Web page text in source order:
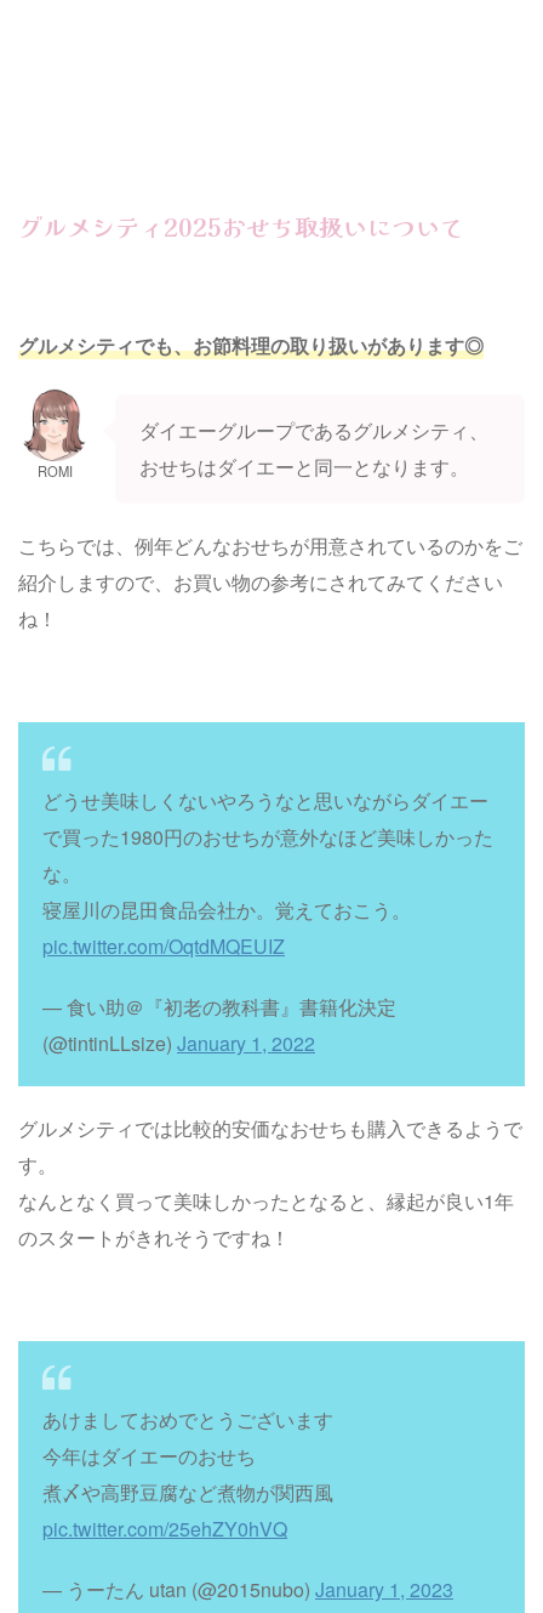
グルメシティ2025おせち取扱いについて
グルメシティでも、お節料理の取り扱いがあります◎
ROMI
ダイエーグループであるグルメシティ、
おせちはダイエーと同一となります。
こちらでは、例年どんなおせちが用意されているのかをご
紹介しますので、お買い物の参考にされてみてください
ね！
どうせ美味しくないやろうなと思いながらダイエー
で買った1980円のおせちが意外なほど美味しかった
な。
寝屋川の昆田食品会社か。覚えておこう。
pic.twitter.com/OqtdMQEUIZ
— 食い助＠『初老の教科書』書籍化決定
(@tintinLLsize) January 1, 2022
グルメシティでは比較的安価なおせちも購入できるようで
す。
なんとなく買って美味しかったとなると、縁起が良い1年
のスタートがきれそうですね！
あけましておめでとうございます
今年はダイエーのおせち
煮〆や高野豆腐など煮物が関西風
pic.twitter.com/25ehZY0hVQ
— うーたん utan (@2015nubo) January 1, 2023